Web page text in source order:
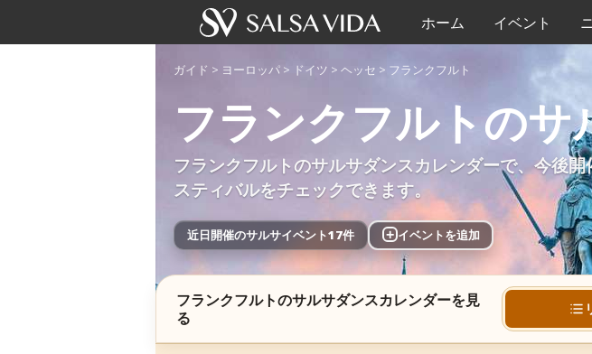
ホーム イベント
ガイド > ヨーロッパ > ドイツ > ヘッセ > フランクフルト
フランクフルトのサ
フランクフルトのサルサダンスカレンダーで、今後
スティバルをチェックできます。
近日開催のサルサイベント17件 + イベントを追加
フランクフルトのサルサダンスカレンダーを見
る